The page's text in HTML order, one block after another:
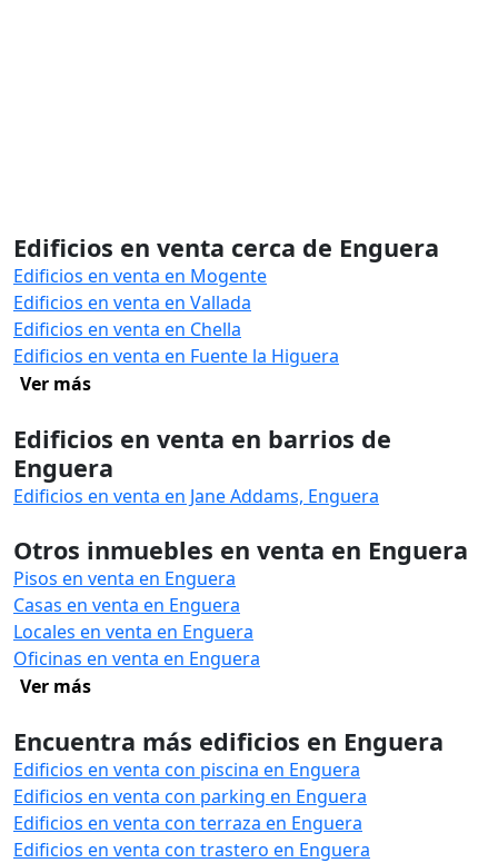
Edificios en venta cerca de Enguera
Edificios en venta en Mogente
Edificios en venta en Vallada
Edificios en venta en Chella
Edificios en venta en Fuente la Higuera
Ver más
Edificios en venta en barrios de
Enguera
Edificios en venta en Jane Addams, Enguera
Otros inmuebles en venta en Enguera
Pisos en venta en Enguera
Casas en venta en Enguera
Locales en venta en Enguera
Oficinas en venta en Enguera
Ver más
Encuentra más edificios en Enguera
Edificios en venta con piscina en Enguera
Edificios en venta con parking en Enguera
Edificios en venta con terraza en Enguera
Edificios en venta con trastero en Enguera